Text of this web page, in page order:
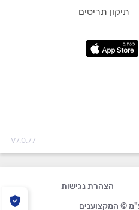
תיקון תריסים
V7.0.77
הצהרת נגישות
© המקצוענים